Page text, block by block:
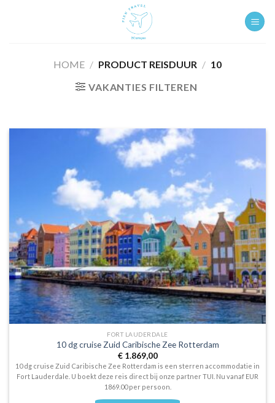
HOME / PRODUCT REISDUUR / 10
VAKANTIES FILTEREN
FORT LAUDERDALE
10 dg cruise Zuid Caribische Zee Rotterdam
€1.869,00
10 dg cruise Zuid Caribische Zee Rotterdam is een sterren accommodatie in
Fort Lauderdale. U boekt deze reis direct bij onze partner TUI. Nu vanaf EUR
1869.00 per persoon.